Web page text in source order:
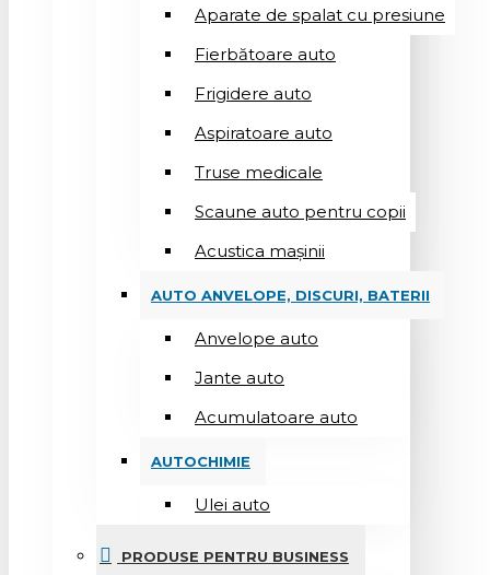
Aparate de spalat cu presiune
Fierbătoare auto
Frigidere auto
Aspiratoare auto
Truse medicale
Scaune auto pentru copii
Acustica mașinii
AUTO ANVELOPE, DISCURI, BATERII
Anvelope auto
Jante auto
Acumulatoare auto
AUTOCHIMIE
Ulei auto
PRODUSE PENTRU BUSINESS